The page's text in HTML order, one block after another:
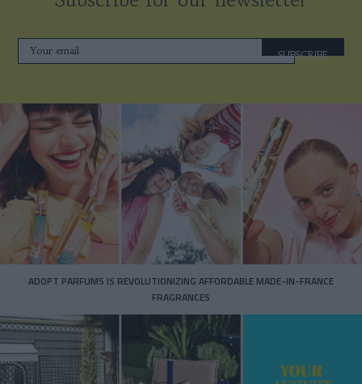
SUBSCRIBE
ADOPT PARFUMS IS REVOLUTIONIZING AFFORDABLE MADE-IN-FRANCE
FRAGRANCES